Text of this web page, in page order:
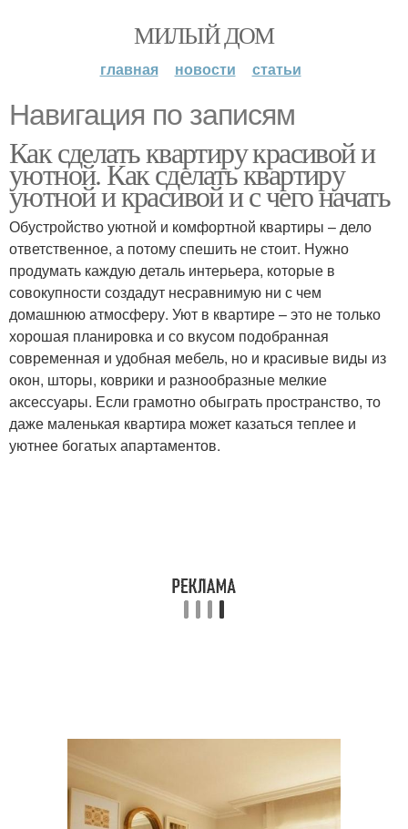
МИЛЫЙ ДОМ
главная новости статьи
Навигация по записям
Как сделать квартиру красивой и
уютной. Как сделать квартиру
уютной и красивой и с чего начать
Обустройство уютной и комфортной квартиры – дело
ответственное, а потому спешить не стоит. Нужно
продумать каждую деталь интерьера, которые в
совокупности создадут несравнимую ни с чем
домашнюю атмосферу. Уют в квартире – это не только
хорошая планировка и со вкусом подобранная
современная и удобная мебель, но и красивые виды из
окон, шторы, коврики и разнообразные мелкие
аксессуары. Если грамотно обыграть пространство, то
даже маленькая квартира может казаться теплее и
уютнее богатых апартаментов.